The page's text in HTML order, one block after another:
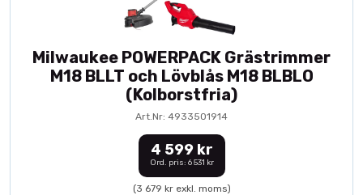
Milwaukee POWERPACK Grästrimmer
M18 BLLT och Lövblås M18 BLBLO
(Kolborstfria)
Art.Nr: 4933501914
4 599 kr
Ord. pris: 6 531 kr
(3 679 kr exkl. moms)